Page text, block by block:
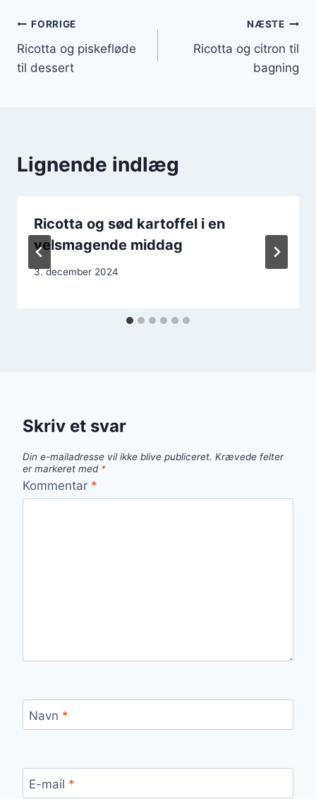
Indlægsnavigation
FORRIGE
Ricotta og piskefløde
til dessert
NÆSTE
Ricotta og citron til
bagning
Lignende indlæg
Ricotta og sød kartoffel i en
velsmagende middag
3. december 2024
Skriv et svar
Din e-mailadresse vil ikke blive publiceret. Krævede felter
er markeret med *
Kommentar *
Navn *
E-mail *